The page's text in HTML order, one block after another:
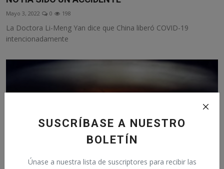
SUSCRÍBASE A NUESTRO
BOLETÍN
Únase a nuestra lista de suscriptores para recibir las
Mayo 3, 2022 0 198
La Doctora Li-Meng Yan dice que China liberó COVID-19
intencionadamente